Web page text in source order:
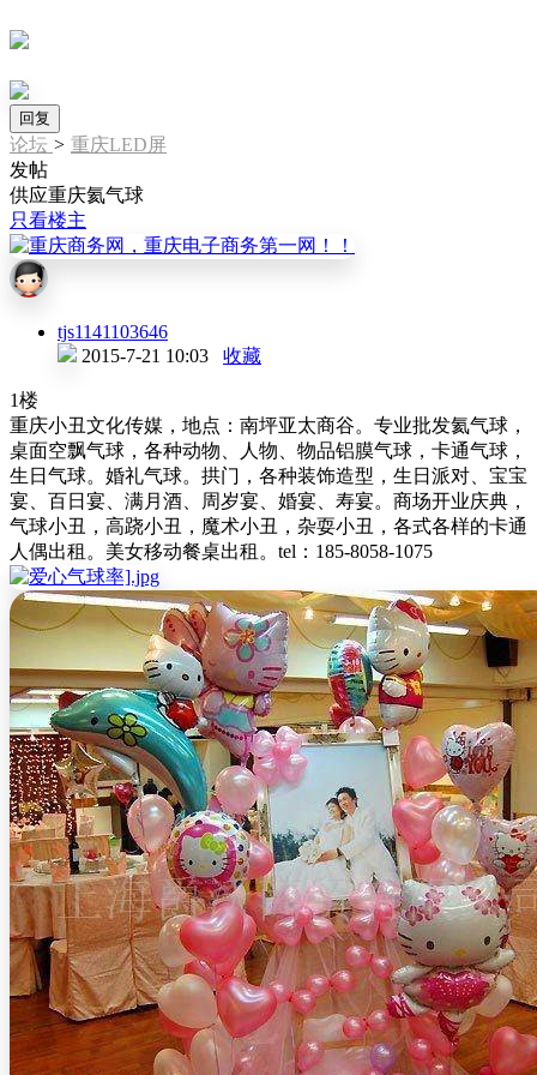
回复
论坛 > 重庆LED屏
发帖
供应重庆氦气球
只看楼主
tjs1141103646
2015-7-21 10:03 收藏
1楼
重庆小丑文化传媒，地点：南坪亚太商谷。专业批发氦气球，
桌面空飘气球，各种动物、人物、物品铝膜气球，卡通气球，
生日气球。婚礼气球。拱门，各种装饰造型，生日派对、宝宝
宴、百日宴、满月酒、周岁宴、婚宴、寿宴。商场开业庆典，
气球小丑，高跷小丑，魔术小丑，杂耍小丑，各式各样的卡通
人偶出租。美女移动餐桌出租。tel ： 185-8058-1075